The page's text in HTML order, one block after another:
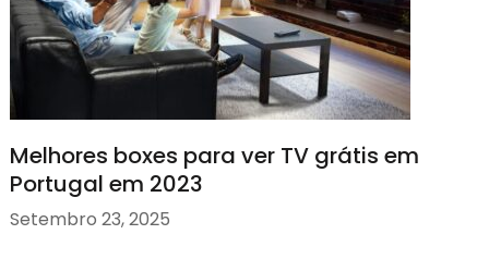
Melhores boxes para ver TV grátis em
Portugal em 2023
Setembro 23, 2025